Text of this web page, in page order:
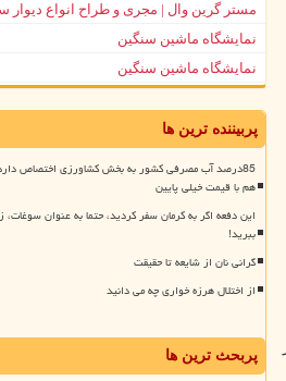
مستر گرین وال | مجری و طراح انواع دیوار
نمایشگاه ماشین سنگین
نمایشگاه ماشین سنگین
پربیننده ترین ها
85درصد آب مصرفی کشور به بخش کشاورزی اختصاص
هم با قیمت خیلی پایین
این دفعه اگر به کرمان سفر کردید، حتما به عنوان سوغات،
ببرید!
گرانی نان از شایعه تا حقیقت
از اختلال هرزه خواری چه می دانید
پربحث ترین ها